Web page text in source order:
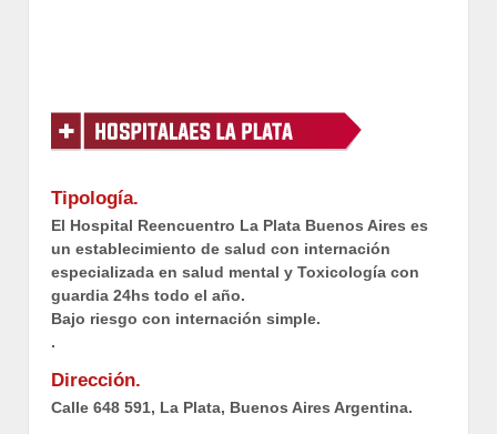
Tipología.
El Hospital Reencuentro La Plata Buenos Aires es
un establecimiento de salud con internación
especializada en salud mental y Toxicología con
guardia 24hs todo el año.
Bajo riesgo con internación simple.
.
Dirección.
Calle 648 591, La Plata, Buenos Aires Argentina.